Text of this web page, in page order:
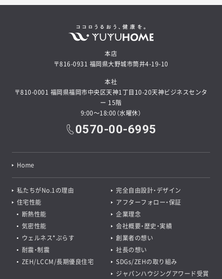
本店
〒816-0931 福岡県大野城市筒井4-19-10
本社
〒810-0001 福岡県福岡市中央区天神1丁目10-20天神ビジネスセンタ
ー 15階
9:00～18:00（水曜休）
0570-00-6995
Home
私たちがNo.1の理由
完全自由設計・デザイン
住宅性能
断熱性能
気密性能
ウェルネス*ぷらす
耐震・制震
ZEH/LCCM/長期優良住宅
アフターフォロー・保証
企業理念
会社概要・歴史・実績
創業者の想い
社長の想い
SDGs/ZEHの取り組み
ジャパンハウジングアワード受賞